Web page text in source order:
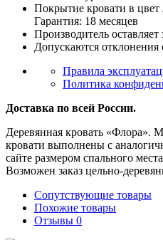
Покрытие кровати в цвет
Гарантия: 18 месяцев
Производитель
Допускаются отклонения
Правила
Политика
Доставка по всей России.
Деревянная кровать «Флора».
кровати выполнены с
сайте размером спального
Возможен заказ цельно-
Сопутствующие товары
Похожие товары
Отзывы 0